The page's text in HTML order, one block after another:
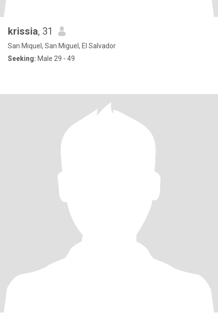
krissia, 31
San Miquel, San Miguel, El Salvador
Seeking: Male 29 - 49